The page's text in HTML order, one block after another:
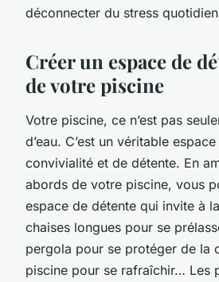
déconnecter du stress
Créer un espace de
de votre piscine
Votre piscine, ce n’est pas
d’eau. C’est un véritable
convivialité et de détente. En
abords de votre piscine, vous
espace de détente qui invite à
chaises longues pour se
pergola pour se protéger de la
piscine pour se rafraîchir… Les